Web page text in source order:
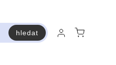
hledat